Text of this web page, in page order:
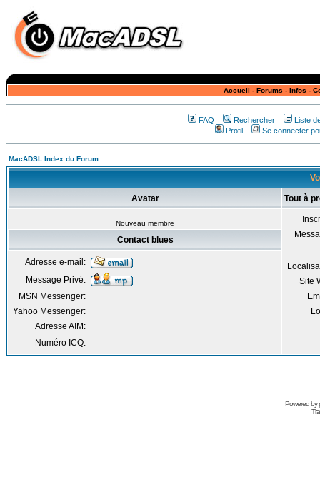
Accueil - Forums - Infos -
FAQ Rechercher
Liste
Profil
Se connecter
MacADSL Index du Forum
Avatar Tout à
Nouveau membre
Site
Contact blues
Adresse e-mail:
Message Privé:
MSN Messenger:
Yahoo Messenger:
Adresse AIM:
Numéro ICQ:
Powered by